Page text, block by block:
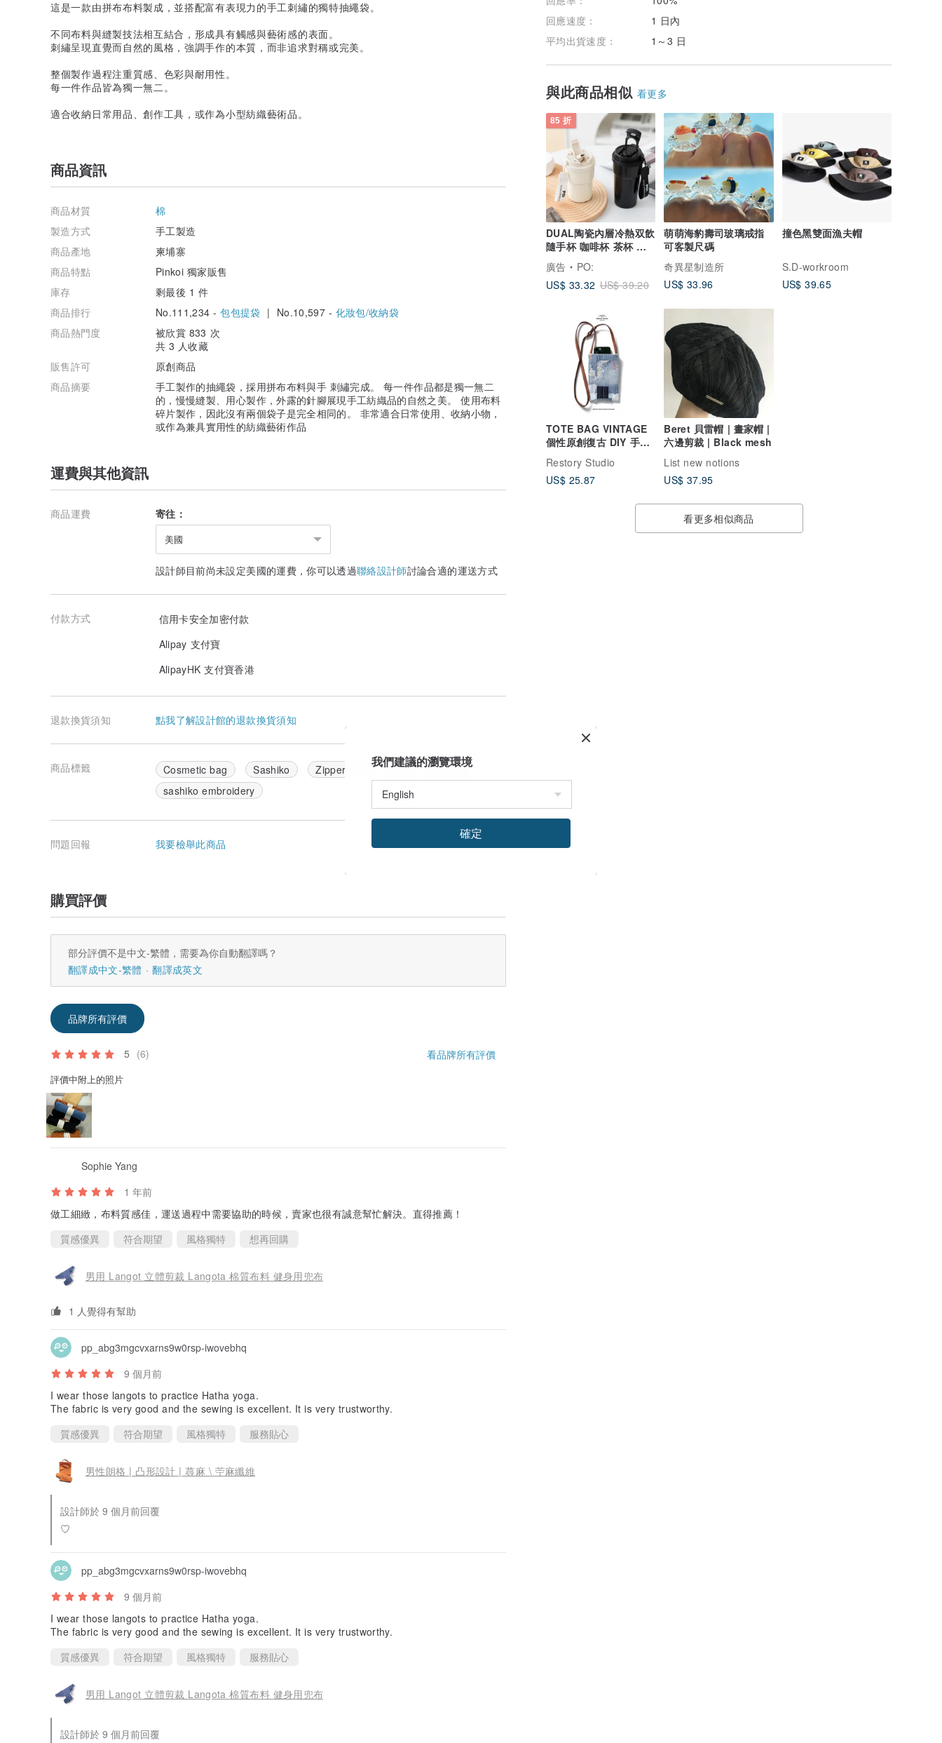
回應速度：
1 日內
平均出貨速度：
1～3 日
與此商品相似 看更多
85 折
DUAL陶瓷內層冷熱双飲
隨手杯 咖啡杯 茶杯 保
溫杯 防漏設計
廣告
PO:
US$ 33.32 US$ 39.20
萌萌海豹壽司玻璃戒指
可客製尺碼
奇異星制造所
US$ 33.96
撞色黑雙面漁夫帽
S.D-workroom
US$ 39.65
TOTE BAG VINTAGE
個性原創復古 DIY 手工
牛仔拼布單肩包 手機包
Restory Studio
US$ 25.87
Beret 貝雷帽 | 畫家帽 |
六邊剪裁 | Black mesh
List new notions
US$ 37.95
看更多相似商品
這是一款由拼布布料製成，並搭配富有表現力的手工刺繡的獨特抽繩袋。
不同布料與縫製技法相互結合，形成具有觸感與藝術感的表面。
刺繡呈現直覺而自然的風格，強調手作的本質，而非追求對稱或完美。
整個製作過程注重質感、色彩與耐用性。
每一件作品皆為獨一無二。
適合收納日常用品、創作工具，或作為小型紡織藝術品。
商品資訊
商品材質
棉
製造方式
手工製造
商品產地
柬埔寨
商品特點
Pinkoi 獨家販售
庫存
剩最後 1 件
商品排行
No.111,234 -包包提袋 | No.10,597 - 化妝包/收納袋
商品熱門度
被欣賞 833 次
共 3 人收藏
販售許可
原創商品
商品摘要
手工製作的抽繩袋，採用拼布布料與手 刺繡完成。 每一件作品都是獨一無二
的，慢慢縫製、用心製作，外露的針腳展現手工紡織品的自然之美。 使用布料
碎片製作，因此沒有兩個袋子是完全相同的。 非常適合日常使用、收納小物，
或作為兼具實用性的紡織藝術作品
運費與其他資訊
商品運費 寄往：
美國
設計師目前尚未設定美國的運費，你可以透過聯絡設計師討論合適的運送方式
付款方式
信用卡安全加密付款
Alipay 支付寶
AlipayHK 支付寶香港
退款換貨須知 點我了解設計館的退款換貨須知
商品標籤 Cosmetic bag Sashiko Zipper bag gift
pouch
sashiko embroidery
問題回報 我要檢舉此商品
購買評價
部分評價不是中文-繁體，需要為你自動翻譯嗎？
翻譯成中文-繁體
翻譯成英文
品牌所有評價
5 (6) 看品牌所有評價
評價中附上的照片
Sophie Yang
1 年前
做工細緻，布料質感佳，運送過程中需要協助的時候，賣家也很有誠意幫忙解決。直得推薦！
質感優異
符合期望 風格獨特 想再回購
男用 Langot 立體剪裁 Langota 棉質布料 健身用兜布
1 人覺得有幫助
pp_abg3mgcvxarns9w0rsp-iwovebhq
9 個月前
I wear those langots to practice Hatha yoga.
The fabric is very good and the sewing is excellent. It is very trustworthy.
質感優異
符合期望 風格獨特 服務貼心
男性朗格 | 凸形設計 | 蕁麻 \ 苧麻纖維
設計師於 9 個月前回覆
♡
pp_abg3mgcvxarns9w0rsp-iwovebhq
9 個月前
I wear those langots to practice Hatha yoga.
The fabric is very good and the sewing is excellent. It is very trustworthy.
質感優異
符合期望 風格獨特 服務貼心
男用 Langot 立體剪裁 Langota 棉質布料 健身用兜布
設計師於 9 個月前回覆
我們建議的瀏覽環境
確定